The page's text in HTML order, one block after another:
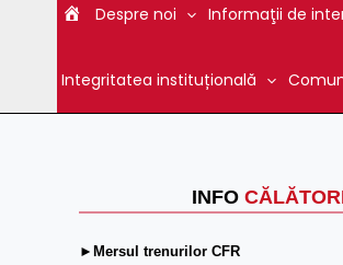
Despre noi Informaţii de
Integritatea instituțională
INFO
►Mersul trenurilor CFR